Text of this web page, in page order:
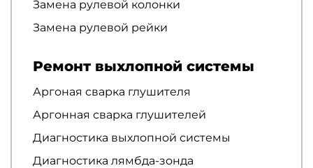
Замена рулевой колонки
Замена рулевой рейки
Ремонт выхлопной системы
Аргоная сварка глушителя
Аргонная сварка глушителей
Диагностика выхлопной системы
Диагностика лямбда-зонда